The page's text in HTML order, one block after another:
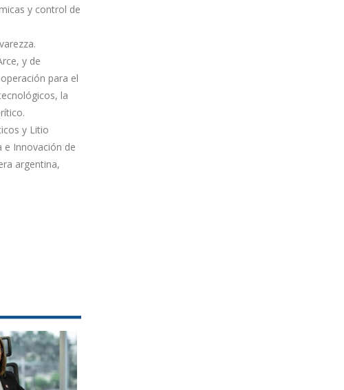
y control de
y de
para el
la
y Litio
e Innovación de
argentina,